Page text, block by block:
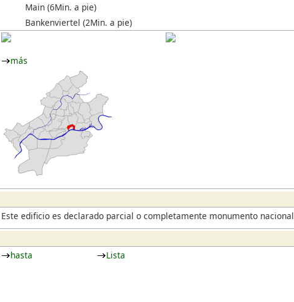
Main (6Min. a pie)
Bankenviertel (2Min. a pie)
más
Este edificio es declarado parcial o completamente monumento nacional
hasta Lista